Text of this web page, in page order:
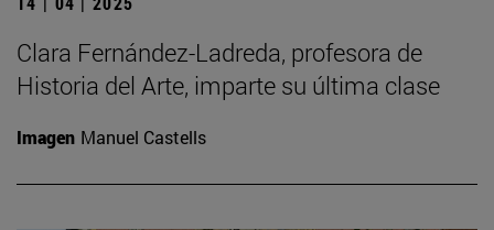
Clara Fernández-Ladreda, profesora de
Historia del Arte, imparte su última clase
Imagen Manuel Castells